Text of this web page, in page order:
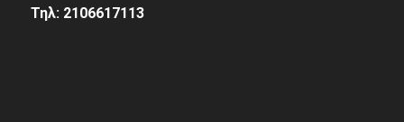
Τηλ: 2106617113